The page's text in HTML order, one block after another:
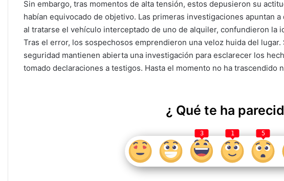
Sin embargo, tras momentos de alta tensión, estos depusieron su
habían equivocado de objetivo. Las primeras investigaciones apuntan
al tratarse el vehículo interceptado de uno de alquiler, confundieron la
Tras el error, los sospechosos emprendieron una veloz huida del
seguridad mantienen abierta una investigación para esclarecer los
tomado declaraciones a testigos. Hasta el momento no ha trascendido
¿ Qué te ha
3 1 5